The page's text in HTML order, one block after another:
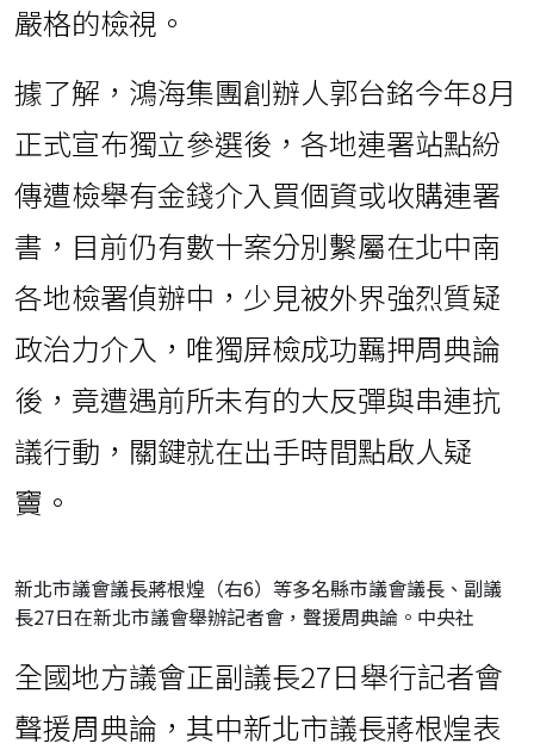
嚴格的檢視。
據了解，鴻海集團創辦人郭台銘今年8月
正式宣布獨立參選後，各地連署站點紛
傳遭檢舉有金錢介入買個資或收購連署
書，目前仍有數十案分別繫屬在北中南
各地檢署偵辦中，少見被外界強烈質疑
政治力介入，唯獨屏檢成功羈押周典論
後，竟遭遇前所未有的大反彈與串連抗
議行動，關鍵就在出手時間點啟人疑
竇。
新北市議會議長蔣根煌（右6）等多名縣市議會議長、副議
長27日在新北市議會舉辦記者會，聲援周典論。中央社
全國地方議會正副議長27日舉行記者會
聲援周典論，其中新北市議長蔣根煌表